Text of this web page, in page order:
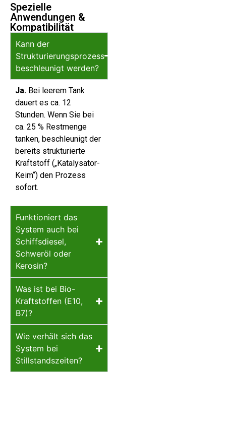
Spezielle
Anwendungen &
Kompatibilität
Kann der
Strukturierungsprozess
beschleunigt werden?
Ja. Bei leerem Tank
dauert es ca. 12
Stunden. Wenn Sie bei
ca. 25 % Restmenge
tanken, beschleunigt der
bereits strukturierte
Kraftstoff („Katalysator-
Keim“) den Prozess
sofort.
Funktioniert das
System auch bei
Schiffsdiesel,
Schweröl oder
Kerosin?
Was ist bei Bio-
Kraftstoffen (E10,
B7)?
Wie verhält sich das
System bei
Stillstandszeiten?